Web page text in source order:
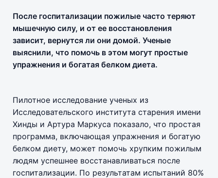
После госпитализации пожилые часто теряют
мышечную силу, и от ее восстановления
зависит, вернутся ли они домой. Ученые
выяснили, что помочь в этом могут простые
упражнения и богатая белком диета.
Пилотное исследование ученых из
Исследовательского института старения имени
Хинды и Артура Маркуса показало, что простая
программа, включающая упражнения и богатую
белком диету, может помочь хрупким пожилым
людям успешнее восстанавливаться после
госпитализации. По результатам испытаний 80%